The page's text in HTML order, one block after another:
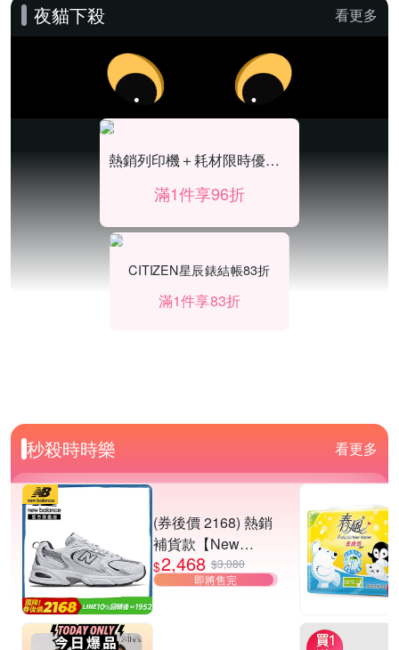
夜貓下殺 看更多
熱銷列印機＋耗材限時優惠96折
滿1件享96折
CITIZEN星辰錶結帳83折
滿1件享83折
秒殺時時樂 看更多
(券後價 2168) 熱銷
補貨款【New
Balance】復古運動
鞋_中性_白銀
$2,468 $3,080
即將售完